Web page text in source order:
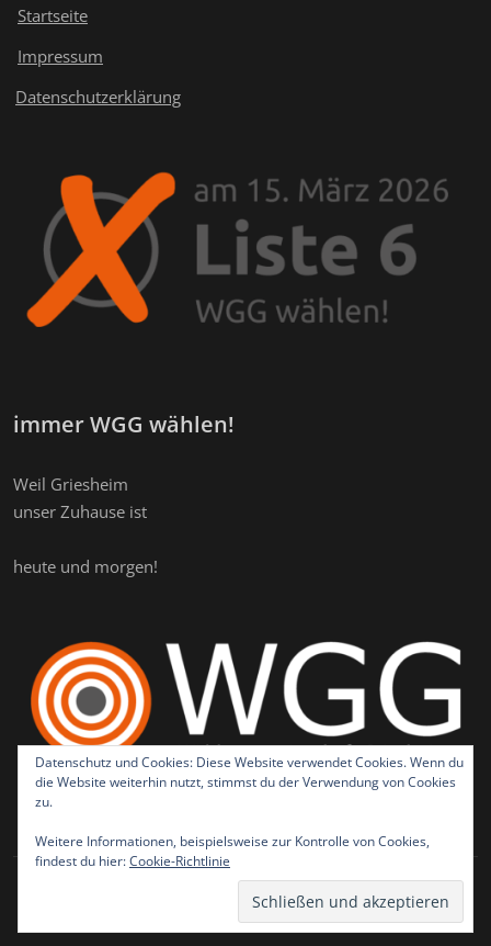
Startseite
Impressum
Datenschutzerklärung
immer WGG wählen!
Weil Griesheim
unser Zuhause ist
heute und morgen!
©2018 - 2020. Designed and Developed byeXtrabyte
Datenschutz und Cookies: Diese Website verwendet Cookies. Wenn du
die Website weiterhin nutzt, stimmst du der Verwendung von Cookies
zu.
Weitere Informationen, beispielsweise zur Kontrolle von Cookies,
findest du hier:Cookie-Richtlinie